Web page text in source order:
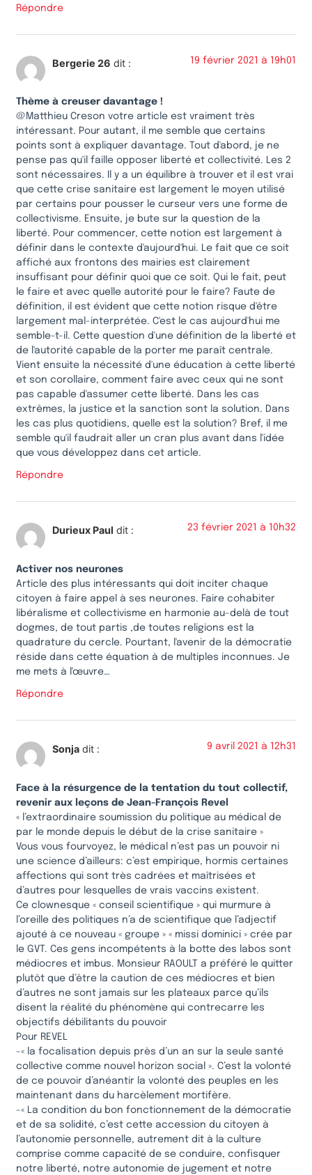
Répondre
Bergerie 26 dit : 19 février 2021 à 19h01
Thème à creuser davantage !
@Matthieu Creson votre article est vraiment très
intéressant. Pour autant, il me semble que certains
points sont à expliquer davantage. Tout d'abord, je ne
pense pas qu'il faille opposer liberté et collectivité. Les 2
sont nécessaires. Il y a un équilibre à trouver et il est vrai
que cette crise sanitaire est largement le moyen utilisé
par certains pour pousser le curseur vers une forme de
collectivisme. Ensuite, je bute sur la question de la
liberté. Pour commencer, cette notion est largement à
définir dans le contexte d'aujourd'hui. Le fait que ce soit
affiché aux frontons des mairies est clairement
insuffisant pour définir quoi que ce soit. Qui le fait, peut
le faire et avec quelle autorité pour le faire? Faute de
définition, il est évident que cette notion risque d'être
largement mal-interprétée. C'est le cas aujourd'hui me
semble-t-il. Cette question d'une définition de la liberté et
de l'autorité capable de la porter me paraît centrale.
Vient ensuite la nécessité d'une éducation à cette liberté
et son corollaire, comment faire avec ceux qui ne sont
pas capable d'assumer cette liberté. Dans les cas
extrêmes, la justice et la sanction sont la solution. Dans
les cas plus quotidiens, quelle est la solution? Bref, il me
semble qu'il faudrait aller un cran plus avant dans l'idée
que vous développez dans cet article.
Répondre
Durieux Paul dit : 23 février 2021 à 10h32
Activer nos neurones
Article des plus intéressants qui doit inciter chaque
citoyen à faire appel à ses neurones. Faire cohabiter
libéralisme et collectivisme en harmonie au-delà de tout
dogmes, de tout partis ,de toutes religions est la
quadrature du cercle. Pourtant, l'avenir de la démocratie
réside dans cette équation à de multiples inconnues. Je
me mets à l'œuvre…
Répondre
Sonja dit : 9 avril 2021 à 12h31
Face à la résurgence de la tentation du tout collectif,
revenir aux leçons de Jean-François Revel
« l’extraordinaire soumission du politique au médical de
par le monde depuis le début de la crise sanitaire »
Vous vous fourvoyez, le médical n’est pas un pouvoir ni
une science d’ailleurs: c’est empirique, hormis certaines
affections qui sont très cadrées et maîtrisées et
d’autres pour lesquelles de vrais vaccins existent.
Ce clownesque « conseil scientifique » qui murmure à
l’oreille des politiques n’a de scientifique que l’adjectif
ajouté à ce nouveau « groupe » « missi dominici » crée par
le GVT. Ces gens incompétents à la botte des labos sont
médiocres et imbus. Monsieur RAOULT a préféré le quitter
plutôt que d’être la caution de ces médiocres et bien
d’autres ne sont jamais sur les plateaux parce qu’ils
disent la réalité du phénomène qui contrecarre les
objectifs débilitants du pouvoir
Pour REVEL
-« la focalisation depuis près d’un an sur la seule santé
collective comme nouvel horizon social ». C’est la volonté
de ce pouvoir d’anéantir la volonté des peuples en les
maintenant dans du harcèlement mortifère.
-« La condition du bon fonctionnement de la démocratie
et de sa solidité, c’est cette accession du citoyen à
l’autonomie personnelle, autrement dit à la culture
comprise comme capacité de se conduire, confisquer
notre liberté, notre autonomie de jugement et notre